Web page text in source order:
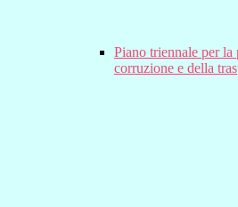
Piano triennale per la
corruzione e della